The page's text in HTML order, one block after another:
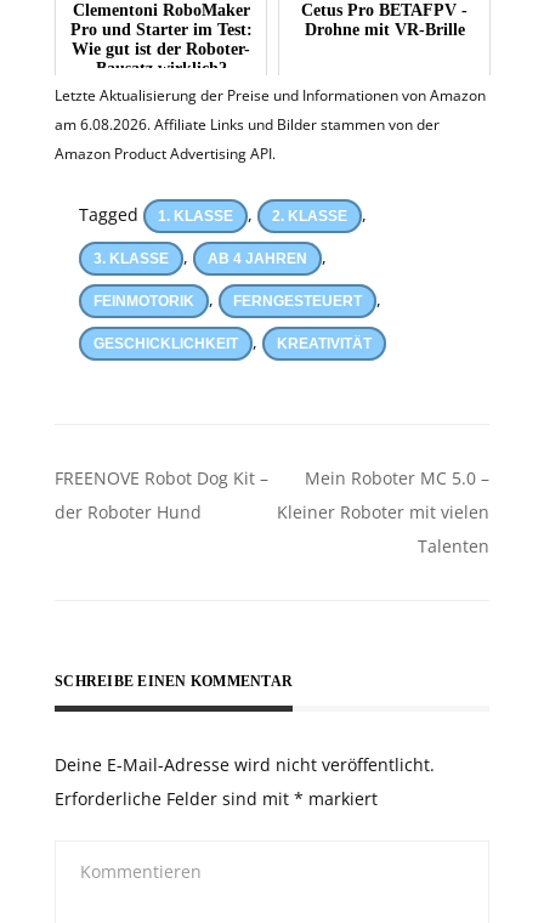
Clementoni RoboMaker
Pro und Starter im Test:
Wie gut ist der Roboter-
Bausatz wirklich?
Cetus Pro BETAFPV -
Drohne mit VR-Brille
Letzte Aktualisierung der Preise und Informationen von Amazon
am 6.08.2026. Affiliate Links und Bilder stammen von der
Amazon Product Advertising API.
Tagged 1. KLASSE , 2. KLASSE ,
3. KLASSE , AB 4 JAHREN ,
FEINMOTORIK , FERNGESTEUERT ,
GESCHICKLICHKEIT , KREATIVITÄT
Beitragsnavigation
FREENOVE Robot Dog Kit –
der Roboter Hund
Mein Roboter MC 5.0 –
Kleiner Roboter mit vielen
Talenten
SCHREIBE EINEN KOMMENTAR
Deine E-Mail-Adresse wird nicht veröffentlicht.
Erforderliche Felder sind mit * markiert